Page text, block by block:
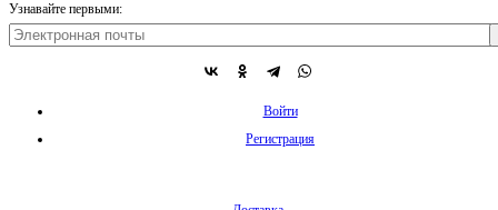
Узнавайте первыми:
Войти
Регистрация